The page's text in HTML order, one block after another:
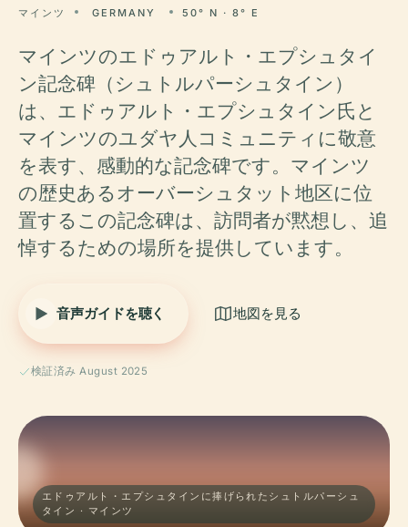
マインツ GERMANY 50° N · 8° E
マインツのエドゥアルト・エプシュタイ
ン記念碑（シュトルパーシュタイン）
は、エドゥアルト・エプシュタイン氏と
マインツのユダヤ人コミュニティに敬意
を表す、感動的な記念碑です。マインツ
の歴史あるオーバーシュタット地区に位
置するこの記念碑は、訪問者が黙想し、追
悼するための場所を提供しています。
音声ガイドを聴く 地図を見る
検証済み August 2025
エドゥアルト・エプシュタインに捧げられたシュトルパーシュ
タイン · マインツ